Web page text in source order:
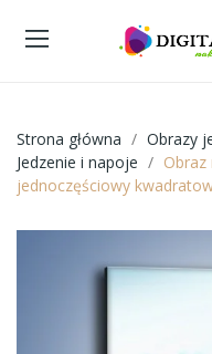
Strona główna Obrazy
Jedzenie i napoje
Obraz
jednoczęściowy